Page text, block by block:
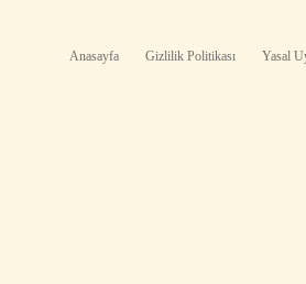
Anasayfa Gizlilik Politikası Yasal